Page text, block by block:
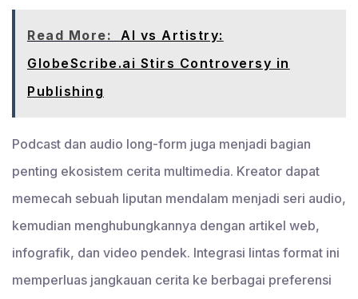
Read More:
AI vs Artistry:
GlobeScribe.ai Stirs Controversy in
Publishing
Podcast dan audio long-form juga menjadi bagian
penting ekosistem cerita multimedia. Kreator dapat
memecah sebuah liputan mendalam menjadi seri audio,
kemudian menghubungkannya dengan artikel web,
infografik, dan video pendek. Integrasi lintas format ini
memperluas jangkauan cerita ke berbagai preferensi